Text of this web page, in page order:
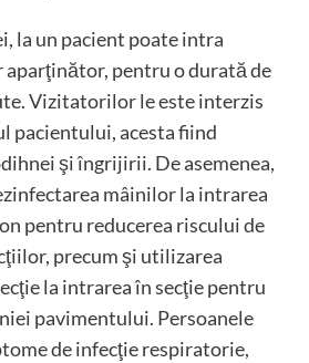
la un pacient poate intra
pentru o durată de
Vizitatorilor le este interzis
pacientului, acesta fiind
şi îngrijirii. De asemenea,
mâinilor la intrarea
pentru reducerea riscului de
precum şi utilizarea
la intrarea în secţie pentru
pavimentului. Persoanele
de infecţie respiratorie,